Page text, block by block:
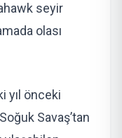
seyir
olası
yıl önceki
Savaş’tan